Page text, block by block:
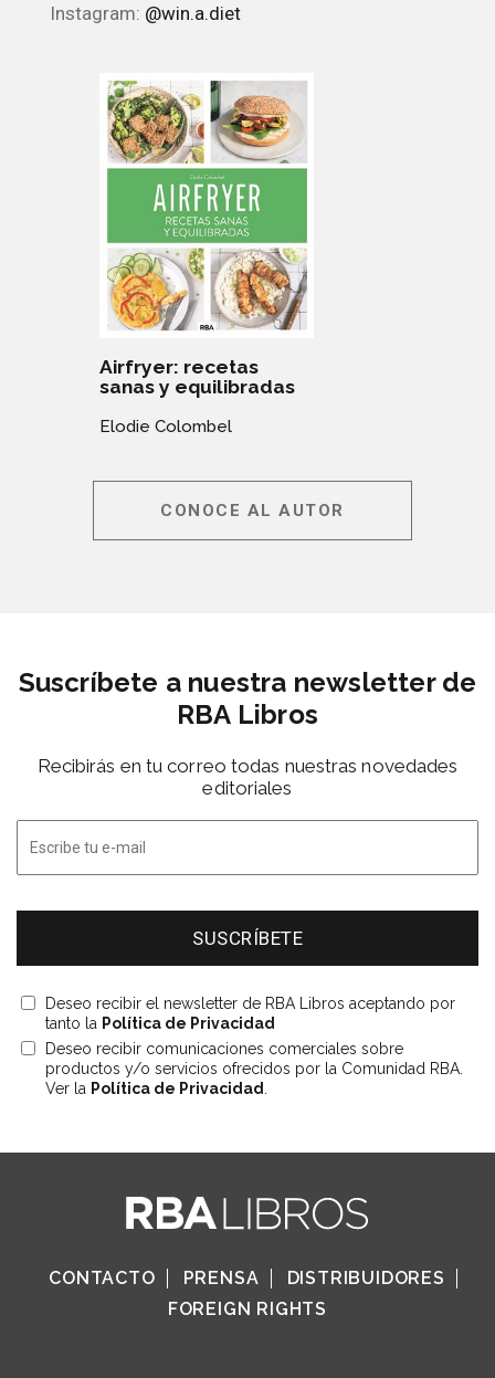
Instagram: @win.a.diet
Airfryer: recetas
sanas y equilibradas
Elodie Colombel
CONOCE AL AUTOR
Suscríbete a nuestra newsletter de
RBA Libros
Recibirás en tu correo todas nuestras novedades
editoriales
Deseo recibir el newsletter de RBA Libros aceptando por
tanto la Política de Privacidad
Deseo recibir comunicaciones comerciales sobre
productos y/o servicios ofrecidos por la Comunidad RBA.
Ver la Política de Privacidad
CONTACTO PRENSA
DISTRIBUIDORES
FOREIGN RIGHTS